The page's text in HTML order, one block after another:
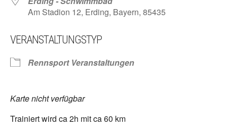
Am Stadion 12, Erding, Bayern, 85435
VERANSTALTUNGSTYP
Rennsport Veranstaltungen
Karte nicht verfügbar
Trainiert wird ca 2h mit ca 60 km